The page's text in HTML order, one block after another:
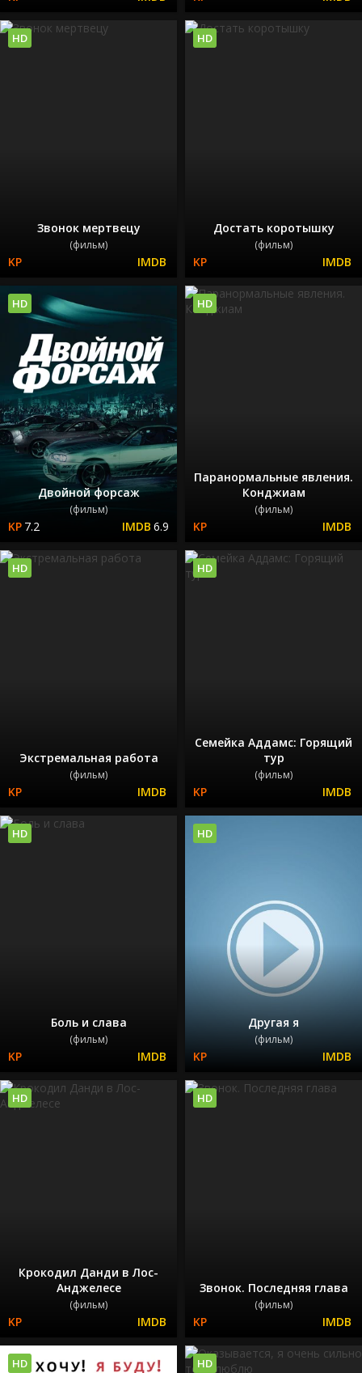
Звонок мертвецу
(фильм)
HD
Достать коротышку
(фильм)
HD
Двойной форсаж
(фильм)
7.2 6.9
HD
Паранормальные явления.
Конджиам
(фильм)
HD
Экстремальная работа
(фильм)
HD
Семейка Аддамс: Горящий
тур
(фильм)
HD
Боль и слава
(фильм)
HD
Другая я
(фильм)
HD
Крокодил Данди в Лос-
Анджелесе
(фильм)
HD
Звонок. Последняя глава
(фильм)
HD
HD HD